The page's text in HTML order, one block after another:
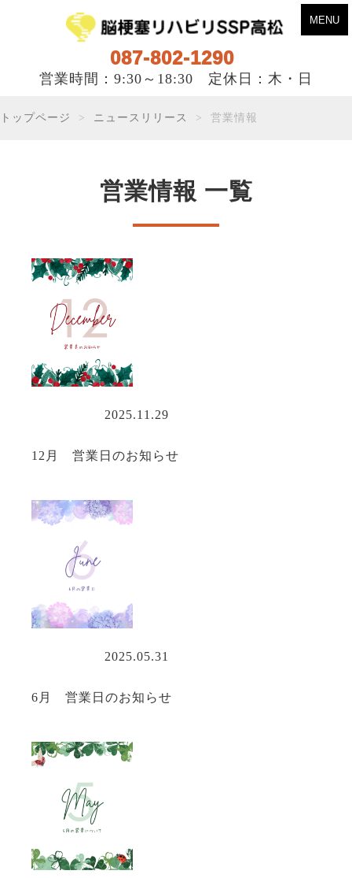
087-802-1290
営業時間：9:30～18:30 定休日：木・日
MENU
トップページ ニュースリリース 営業情報
営業情報 一覧
2025.11.29
12月 営業日のお知らせ
2025.05.31
6月 営業日のお知らせ